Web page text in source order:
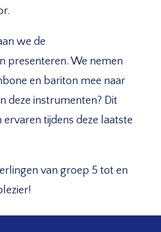
we de
presenteren. We nemen
en bariton mee naar
deze instrumenten? Dit
ervaren tijdens deze laatste
van groep 5 tot en